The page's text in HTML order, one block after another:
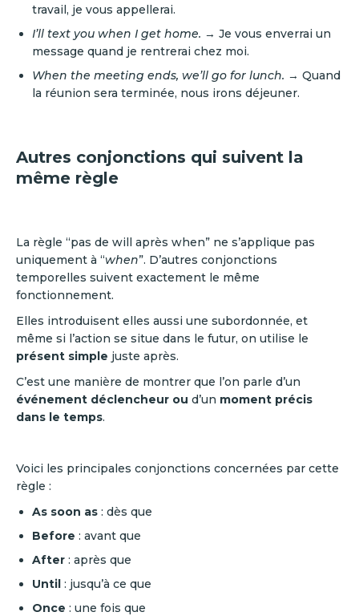
travail, je vous appellerai.
I’ll text you when I get home. → Je vous enverrai un
message quand je rentrerai chez moi.
When the meeting ends, we’ll go for lunch. → Quand
la réunion sera terminée, nous irons déjeuner.
Autres conjonctions qui suivent la
même règle
La règle “pas de will après when” ne s’applique pas
uniquement à “when”. D’autres conjonctions
temporelles suivent exactement le même
fonctionnement.
Elles introduisent elles aussi une subordonnée, et
même si l’action se situe dans le futur, on utilise le
présent simple juste après.
C’est une manière de montrer que l’on parle d’un
événement déclencheur ou d’un moment précis
dans le temps.
Voici les principales conjonctions concernées par cette
règle :
As soon as : dès que
Before : avant que
After : après que
Until : jusqu’à ce que
Once : une fois que